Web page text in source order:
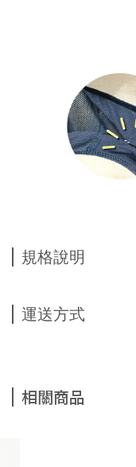
規格說明
運送方式
相關商品